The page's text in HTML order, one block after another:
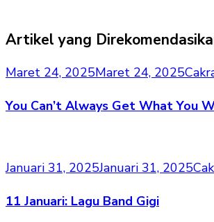
Artikel yang
Maret 24, 2025Maret 24, 2025
You Can’t Always Get What You
Januari 31, 2025Januari 31, 2025
11 Januari: Lagu Band Gigi